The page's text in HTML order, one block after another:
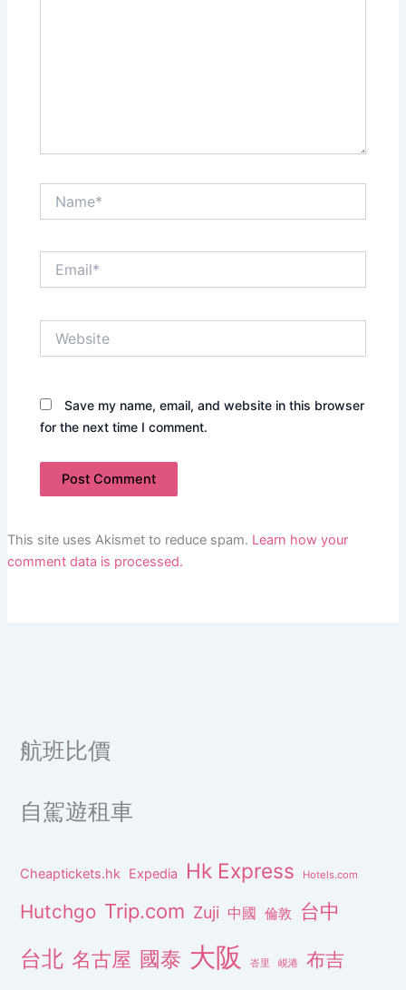
Save my name, email, and website in this browser
for the next time I comment.
This site uses Akismet to reduce spam. Learn how your
comment data is processed.
航班比價
自駕遊租車
Cheaptickets.hk Expedia Hk Express Hotels.com
Hutchgo Trip.com Zuji 中國 倫敦 台中
台北 名古屋 國泰 大阪 峇里 峴港 布吉